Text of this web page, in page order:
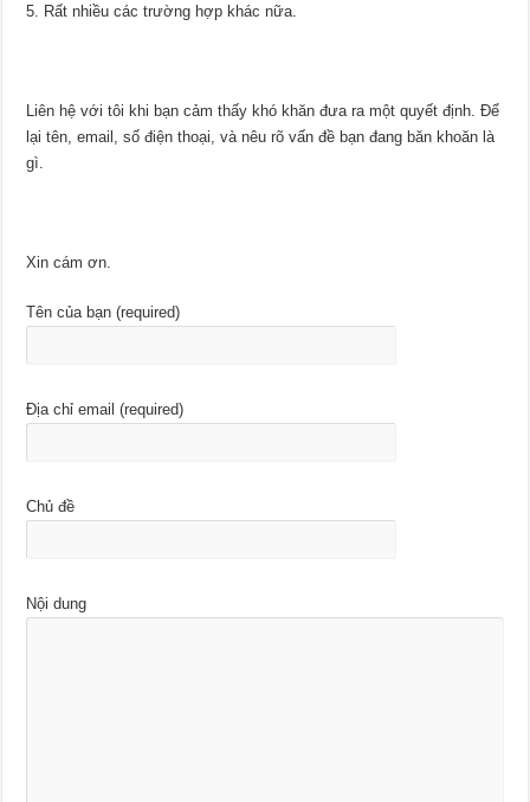
Rất nhiều các trường hợp khác nữa.
Liên hệ với tôi khi bạn cảm thấy khó khăn đưa ra một quyết định. Để
lại tên, email, số điện thoại, và nêu rõ vấn đề bạn đang băn khoăn là
gì.
Xin cám ơn.
Tên của bạn (required)
Địa chỉ email (required)
Chủ đề
Nội dung